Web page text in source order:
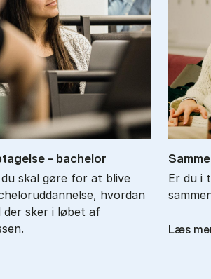
- ba­chel­or
skal gøre for at blive
hvordan
der sker i løbet af
Er du i
Læs